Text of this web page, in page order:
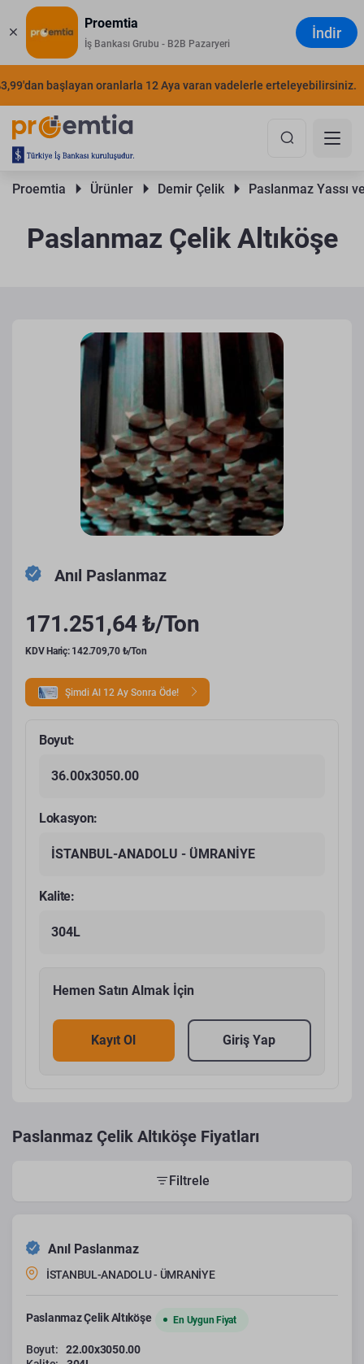
Proemtia
İş Bankası Grubu - B2B Pazaryeri
İndir
başlayan oranlarla 12 Aya varan vadelerle erteleyebilirsiniz.
Proemtia Ürünler Demir Çelik Paslanmaz Yassı
Paslanmaz Çelik Altıköşe
Anıl Paslanmaz
171.251,64 ₺/Ton
KDV Hariç: 142.709,70 ₺/Ton
Şimdi Al 12 Ay Sonra Öde!
Boyut:
36.00x3050.00
Lokasyon:
İSTANBUL-ANADOLU - ÜMRANİYE
Kalite:
304L
Hemen Satın Almak İçin
Kayıt Ol Giriş Yap
Paslanmaz Çelik Altıköşe Fiyatları
Filtrele
Anıl Paslanmaz
İSTANBUL-ANADOLU - ÜMRANİYE
Paslanmaz Çelik Altıköşe En Uygun Fiyat
Boyut:
22.00x3050.00